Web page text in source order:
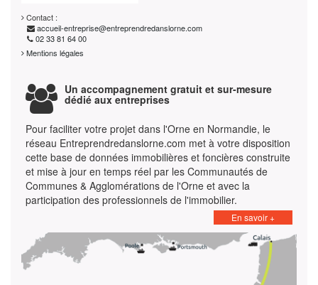
Contact :
accueil-entreprise@entreprendredanslorne.com
02 33 81 64 00
Mentions légales
Un accompagnement gratuit et sur-mesure
dédié aux entreprises
Pour faciliter votre projet dans l'Orne en Normandie, le
réseau Entreprendredanslorne.com met à votre disposition
cette base de données immobilières et foncières construite
et mise à jour en temps réel par les Communautés de
Communes & Agglomérations de l'Orne et avec la
participation des professionnels de l'immobilier.
En savoir +